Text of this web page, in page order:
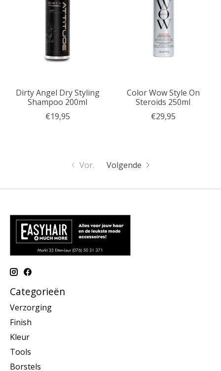
Dirty Angel Dry Styling
Shampoo 200ml
€19,95
Color Wow Style On
Steroids 250ml
€29,95
Vor. Volgende
Categorieën
Verzorging
Finish
Kleur
Tools
Borstels